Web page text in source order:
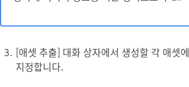
[애셋 추출] 대화 상자에서 생성할 각 애셋
지정합니다.